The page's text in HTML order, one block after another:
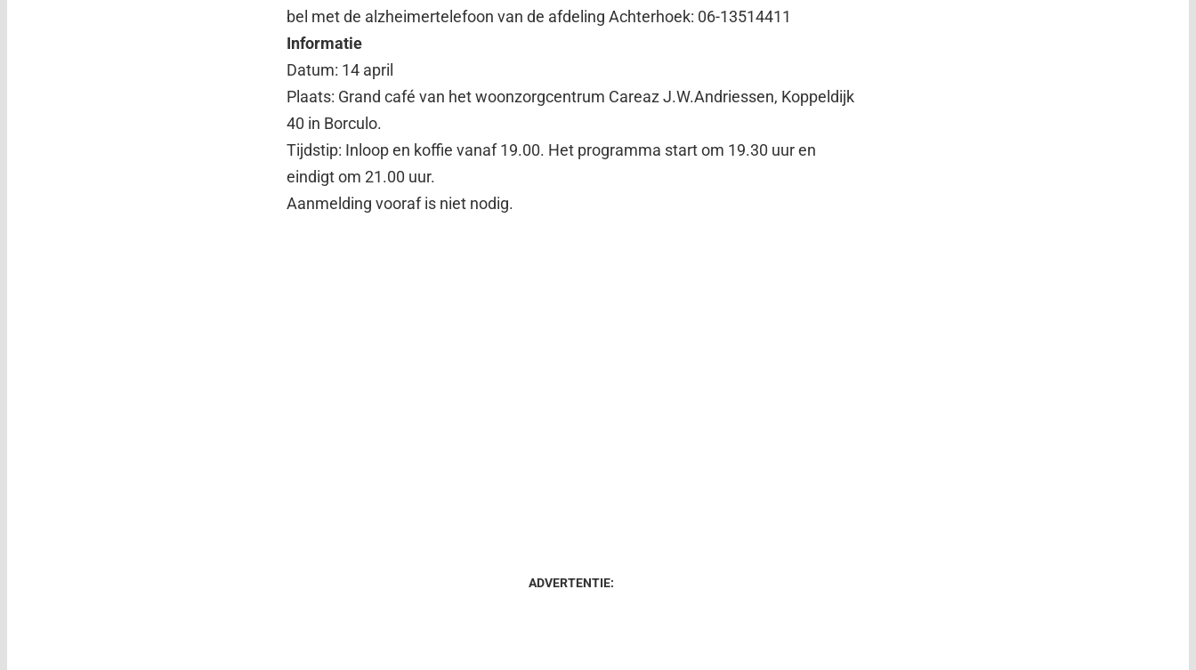
bel met de alzheimertelefoon van de afdeling Achterhoek: 06-13514411
Informatie
Datum: 14 april
Plaats: Grand café van het woonzorgcentrum Careaz J.W.Andriessen, Koppeldijk
40 in Borculo.
Tijdstip: Inloop en koffie vanaf 19.00. Het programma start om 19.30 uur en
eindigt om 21.00 uur.
Aanmelding vooraf is niet nodig.
ADVERTENTIE: